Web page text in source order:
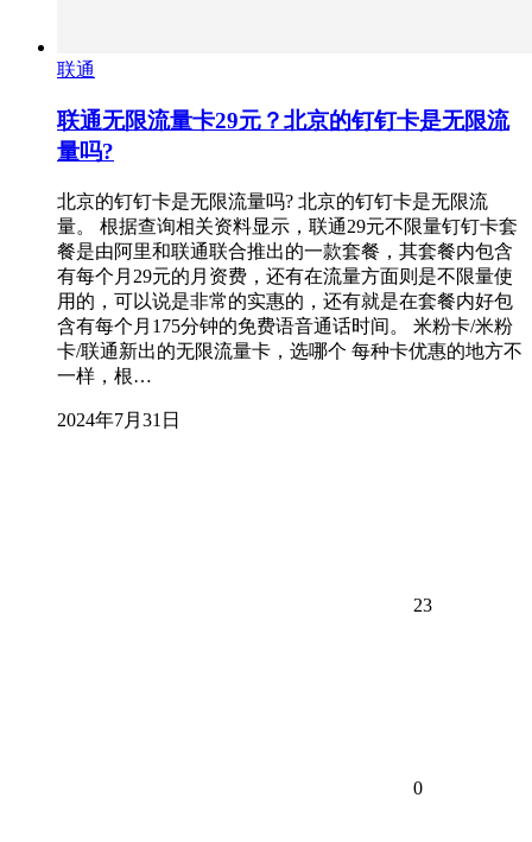
联通
联通无限流量卡29元？北京的钉钉卡是无限流
量吗?
北京的钉钉卡是无限流量吗? 北京的钉钉卡是无限流
量。 根据查询相关资料显示，联通29元不限量钉钉卡套
餐是由阿里和联通联合推出的一款套餐，其套餐内包含
有每个月29元的月资费，还有在流量方面则是不限量使
用的，可以说是非常的实惠的，还有就是在套餐内好包
含有每个月175分钟的免费语音通话时间。 米粉卡/米粉
卡/联通新出的无限流量卡，选哪个 每种卡优惠的地方不
一样，根…
2024年7月31日
23
0